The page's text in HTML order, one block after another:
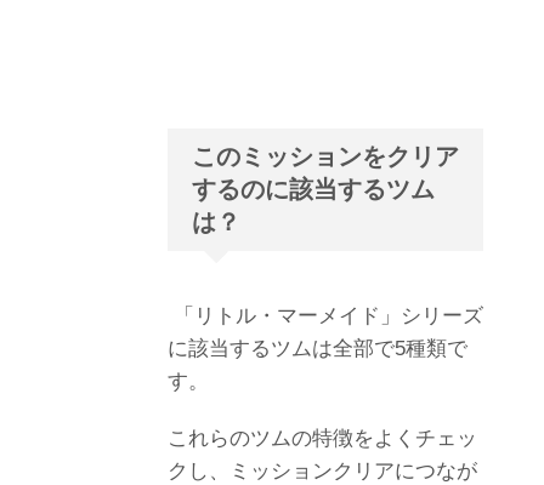
このミッションをクリア
するのに該当するツム
は？
「リトル・マーメイド」シリーズ
に該当するツムは全部で5種類で
す。
これらのツムの特徴をよくチェッ
クし、ミッションクリアにつなが